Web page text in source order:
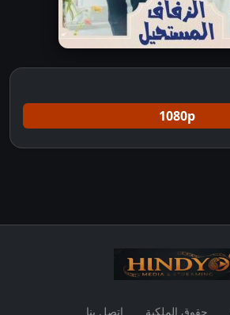
1080p
حقوق الملكية اتصل بنا